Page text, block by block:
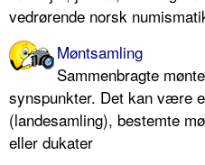
vedrørende norsk
Møntsamling
Sammenbragte
synspunkter. Det kan være
(landesamling), bestemte
eller dukater